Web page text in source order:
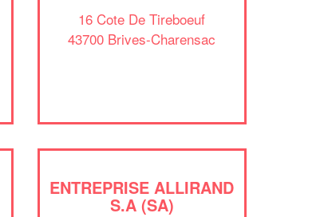
16 Cote De Tireboeuf
43700 Brives-Charensac
ENTREPRISE ALLIRAND
S.A (SA)
Augmentez votrechiffre d'affaires